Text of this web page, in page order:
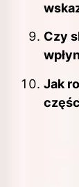
Czy
Jak